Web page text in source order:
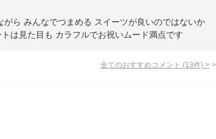
ら みんなでつまめる スイーツが良いのではないか
は見た目も カラフルでお祝いムード満点です
全てのおすすめコメント (13件) >